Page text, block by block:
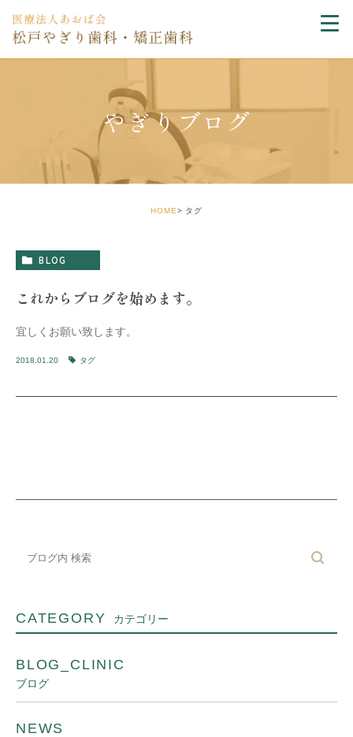
やぎりブログ
HOME タグ
BLOG
これからブログを始めます。
宜しくお願い致します。
2018.01.20 タグ
CATEGORY カテゴリー
BLOG_CLINIC
ブログ
NEWS